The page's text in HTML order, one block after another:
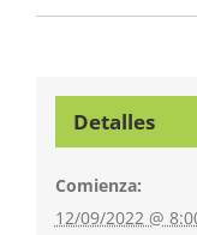
Detalles
Comienza:
12/09/2022 @